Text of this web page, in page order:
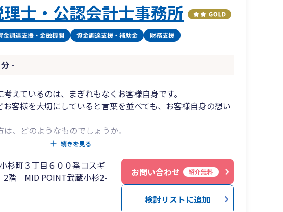
士・公認会計士事務所
-
えているのは、まぎれもなくお客様自身です。
客様を大切にしていると言葉を並べても、お客様自身の想い
、どのようなものでしょうか。
だけ、答えがあると思います。
だき、ご共感いただけました皆様とご一緒にお仕事が出来る
おります。
続きを見る
杉町３丁目６００番コスギ
2階 MID POINT武蔵小杉2-
お問い合わせ 紹介無料
検討リストに追加